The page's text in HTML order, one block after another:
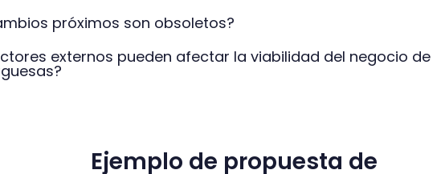
próximos son obsoletos?
externos pueden afectar la viabilidad del negocio de
Ejemplo de propuesta de